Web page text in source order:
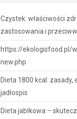
Czystek: właściwości
zastosowania i
https://ekologisfood.pl/
new.php
Dieta 1800 kcal: zasady,
jadłospis
Dieta jabłkowa –